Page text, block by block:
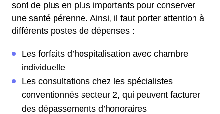
sont de plus en plus importants pour conserver
une santé pérenne. Ainsi, il faut porter attention à
différents postes de dépenses :
Les forfaits d’hospitalisation avec chambre
individuelle
Les consultations chez les spécialistes
conventionnés secteur 2, qui peuvent facturer
des dépassements d’honoraires